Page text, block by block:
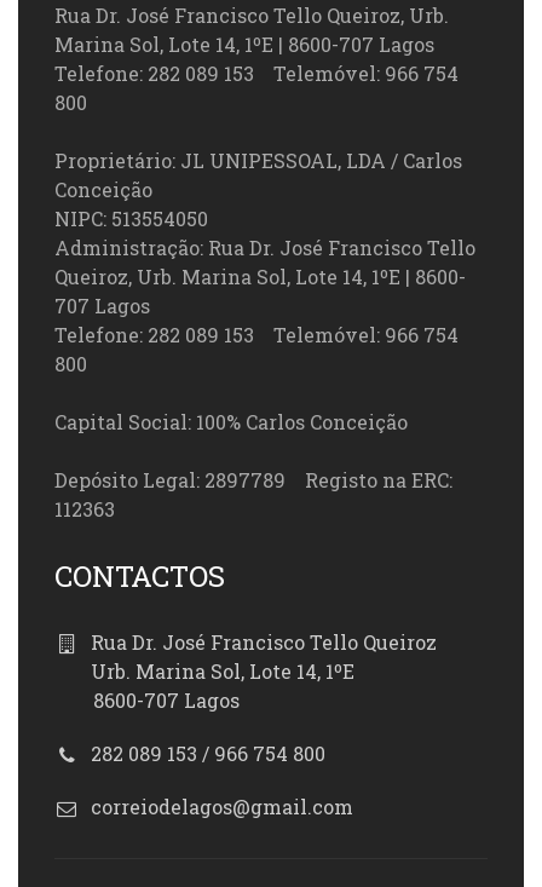
Rua Dr. José Francisco Tello Queiroz, Urb.
Marina Sol, Lote 14, 1ºE | 8600-707 Lagos
Telefone: 282 089 153 Telemóvel: 966 754
800
Proprietário: JL UNIPESSOAL, LDA / Carlos
Conceição
NIPC: 513554050
Administração: Rua Dr. José Francisco Tello
Queiroz, Urb. Marina Sol, Lote 14, 1ºE | 8600-
707 Lagos
Telefone: 282 089 153 Telemóvel: 966 754
800
Capital Social: 100% Carlos Conceição
Depósito Legal: 2897789 Registo na ERC:
112363
CONTACTOS
Rua Dr. José Francisco Tello Queiroz
Urb. Marina Sol, Lote 14, 1ºE
8600-707 Lagos
282 089 153 / 966 754 800
correiodelagos@gmail.com